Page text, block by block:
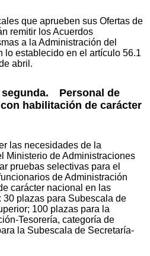
que aprueben sus Ofertas de
remitir los Acuerdos
a la Administración del
lo establecido en el artículo 56.1
abril.
Personal de
habilitación de carácter
las necesidades de la
Ministerio de Administraciones
pruebas selectivas para el
de Administración
carácter nacional en las
plazas para Subescala de
100 plazas para la
Tesorería, categoría de
la Subescala de Secretaría-